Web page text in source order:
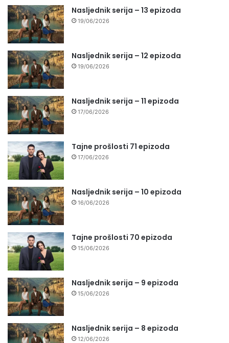
Nasljednik serija – 13 epizoda
19/06/2026
Nasljednik serija – 12 epizoda
19/06/2026
Nasljednik serija – 11 epizoda
17/06/2026
Tajne prošlosti 71 epizoda
17/06/2026
Nasljednik serija – 10 epizoda
16/06/2026
Tajne prošlosti 70 epizoda
15/06/2026
Nasljednik serija – 9 epizoda
15/06/2026
Nasljednik serija – 8 epizoda
12/06/2026